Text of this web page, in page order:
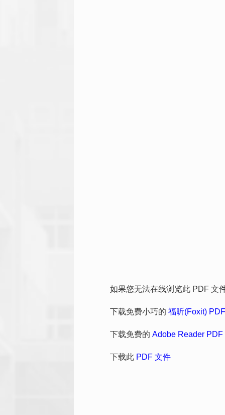
如果您无法在线浏览此 PDF 文
下载免费小巧的 福昕(Foxit)
下载免费的 Adobe Reader PDF
下载此 PDF 文件